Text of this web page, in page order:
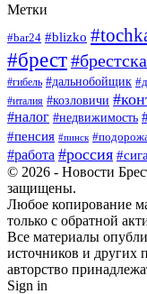
Метки
#bar24 #blizko
#брест
#гибель #дальнобойщик
#италия #козловичи
#налог #недвижимость
#пенсия #пинск
#работа #россия
© 2026 - Новости
защищены.
Любое копирование
только с обратной
Все материалы
источников и других
авторство
Sign in